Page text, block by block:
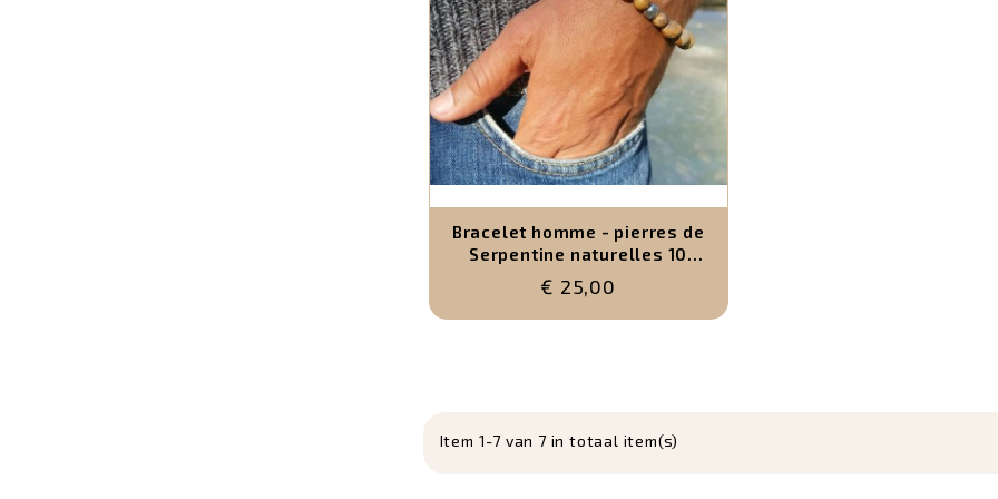
Bracelet homme - pierres de
Serpentine naturelles 10
mm
€ 25,00
Item 1-7 van 7 in totaal item(s)